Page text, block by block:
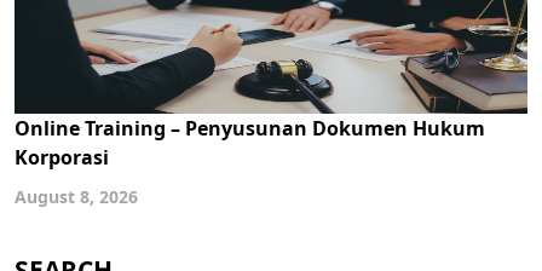
Online Training – Penyusunan Dokumen Hukum
Korporasi
August 8, 2026